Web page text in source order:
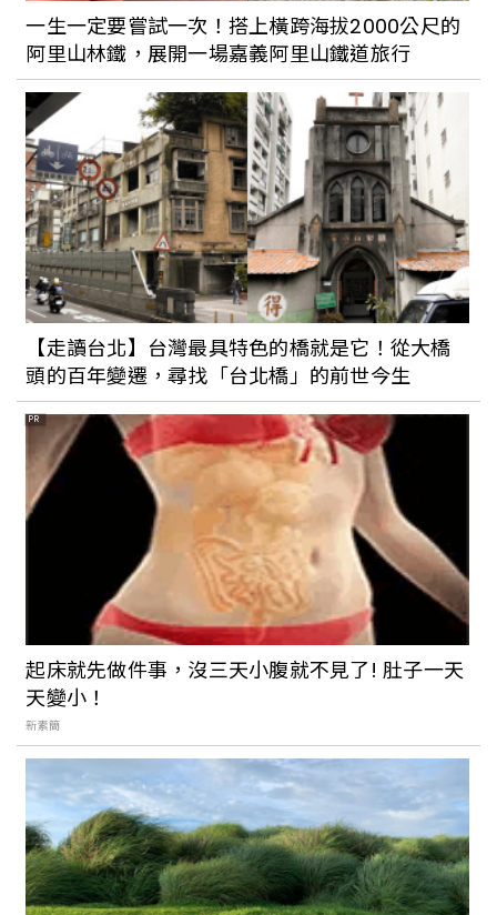
在會呼吸的土地上愛上花蓮！「2022花蓮
城市空間藝術節」12/2-4於日出大道上感
受最精彩的50場表演
一生一定要嘗試一次！搭上橫跨海拔2000公尺的
阿里山林鐵，展開一場嘉義阿里山鐵道旅行
【走讀台北】台灣最具特色的橋就是它！從大橋
頭的百年變遷，尋找「台北橋」的前世今生
PR
起床就先做件事，沒三天小腹就不見了! 肚子一天
天變小！
新素簡